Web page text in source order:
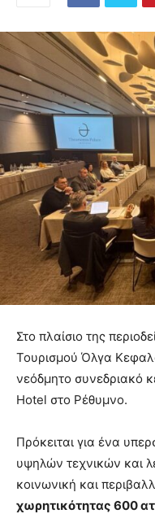
Στο πλαίσιο της
Τουρισμού Όλγα
νεόδμητο συνεδριακό
Hotel στο Ρέθυμνο.
Πρόκειται για ένα
υψηλών τεχνικών και
κοινωνική και
χωρητικότητας 600